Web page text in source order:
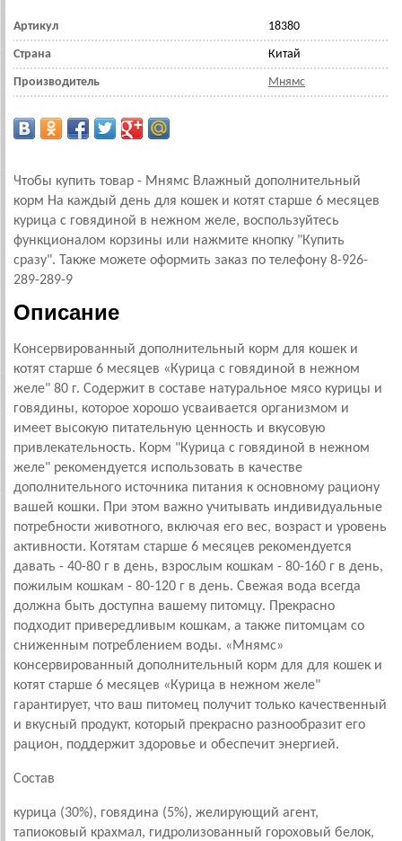
Артикул 18380
Страна Китай
Производитель Мнямс
Чтобы купить товар - Мнямс Влажный дополнительный
корм На каждый день для кошек и котят старше 6 месяцев
курица с говядиной в нежном желе, воспользуйтесь
функционалом корзины или нажмите кнопку "Купить
сразу". Также можете оформить заказ по телефону 8-926-
289-289-9
Описание
Консервированный дополнительный корм для кошек и
котят старше 6 месяцев «Курица с говядиной в нежном
желе" 80 г. Содержит в составе натуральное мясо курицы и
говядины, которое хорошо усваивается организмом и
имеет высокую питательную ценность и вкусовую
привлекательность. Корм "Курица с говядиной в нежном
желе" рекомендуется использовать в качестве
дополнительного источника питания к основному рациону
вашей кошки. При этом важно учитывать индивидуальные
потребности животного, включая его вес, возраст и уровень
активности. Котятам старше 6 месяцев рекомендуется
давать - 40-80 г в день, взрослым кошкам - 80-160 г в день,
пожилым кошкам - 80-120 г в день. Свежая вода всегда
должна быть доступна вашему питомцу. Прекрасно
подходит привередливым кошкам, а также питомцам со
сниженным потреблением воды. «Мнямс»
консервированный дополнительный корм для для кошек и
котят старше 6 месяцев «Курица в нежном желе"
гарантирует, что ваш питомец получит только качественный
и вкусный продукт, который прекрасно разнообразит его
рацион, поддержит здоровье и обеспечит энергией.
Состав
курица (30%), говядина (5%), желирующий агент,
тапиоковый крахмал, гидролизованный гороховый белок,